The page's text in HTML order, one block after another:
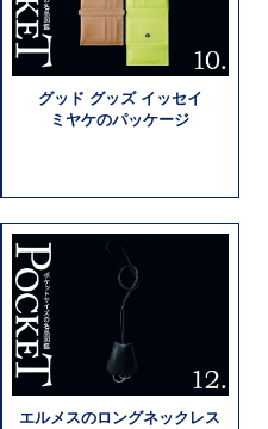
グッド グッズ イッセイ
ミヤケのパッケージ
エルメスのロングネックレス